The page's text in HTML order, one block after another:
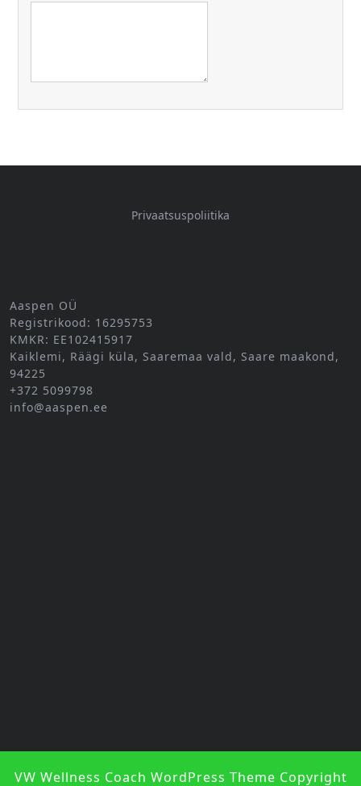
Privaatsuspoliitika
Aaspen OÜ
Registrikood: 16295753
KMKR: EE102415917
Kaiklemi, Räägi küla, Saaremaa vald, Saare maakond,
94225
+372 5099798
info@aaspen.ee
VW Wellness Coach WordPress Theme Copyright